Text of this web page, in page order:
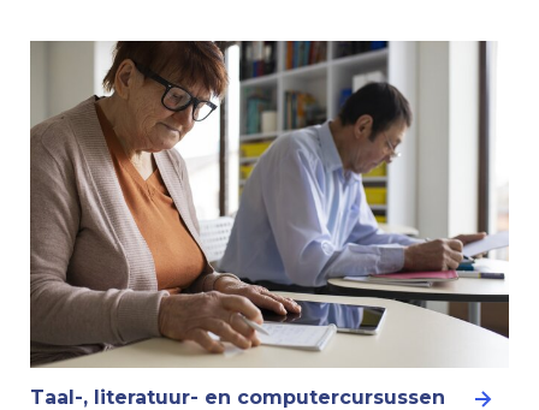
Taal-, literatuur- en computercursussen